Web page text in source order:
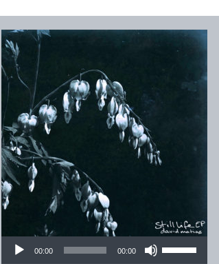
00:00 00:00